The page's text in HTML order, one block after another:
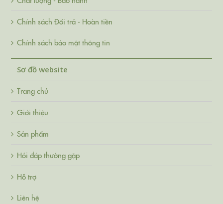
Chính sách Đổi trả - Hoàn tiền
Chính sách bảo mật thông tin
Sơ đồ website
Trang chủ
Giới thiệu
Sản phẩm
Hỏi đáp thường gặp
Hỗ trợ
Liên hệ